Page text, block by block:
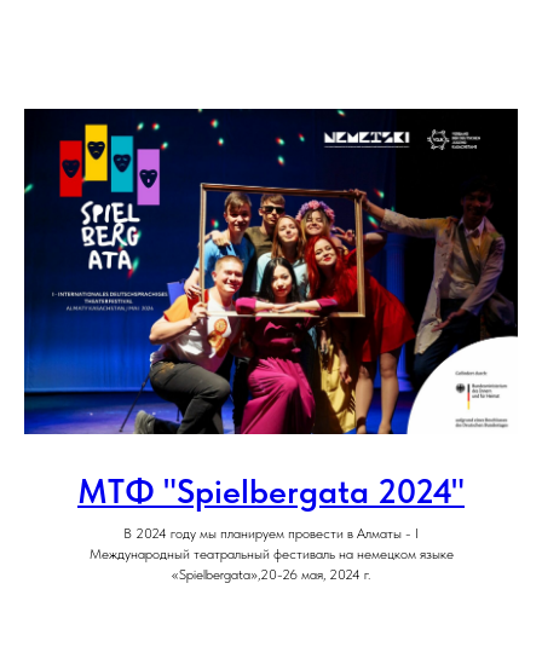
МТФ "Spielbergata 2024"
В 2024 году мы планируем провести в Алматы - I
Международный театральный фестиваль на немецком языке
«Spielbergata»,20-26 мая, 2024 г.